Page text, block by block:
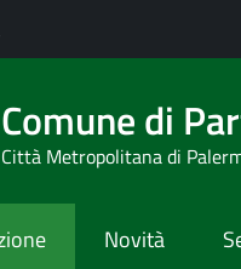
Comune di
Città Metropolitana di
Novità